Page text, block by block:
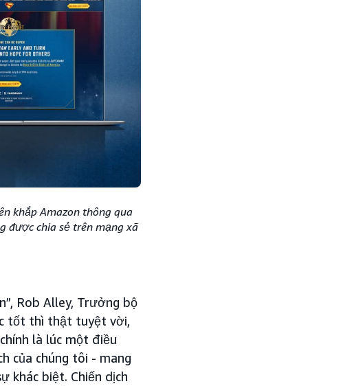
khắp Amazon thông qua
được chia sẻ trên mạng xã
Rob Alley, Trưởng bộ
tốt thì thật tuyệt vời,
là lúc một điều
của chúng tôi - mang
khác biệt. Chiến dịch